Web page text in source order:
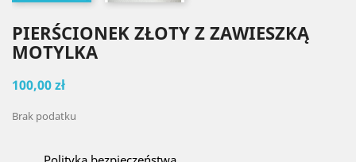
PIERŚCIONEK ZŁOTY Z ZAWIESZKĄ
MOTYLKA
100,00 zł
Brak podatku